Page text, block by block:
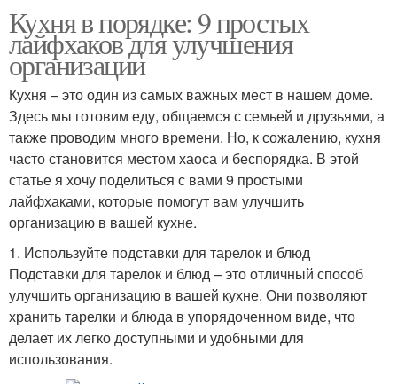
Кухня в порядке: 9 простых
лайфхаков для улучшения
организации
Кухня – это один из самых важных мест в нашем доме.
Здесь мы готовим еду, общаемся с семьей и друзьями, а
также проводим много времени. Но, к сожалению, кухня
часто становится местом хаоса и беспорядка. В этой
статье я хочу поделиться с вами 9 простыми
лайфхаками, которые помогут вам улучшить
организацию в вашей кухне.
1. Используйте подставки для тарелок и блюд
Подставки для тарелок и блюд – это отличный способ
улучшить организацию в вашей кухне. Они позволяют
хранить тарелки и блюда в упорядоченном виде, что
делает их легко доступными и удобными для
использования.